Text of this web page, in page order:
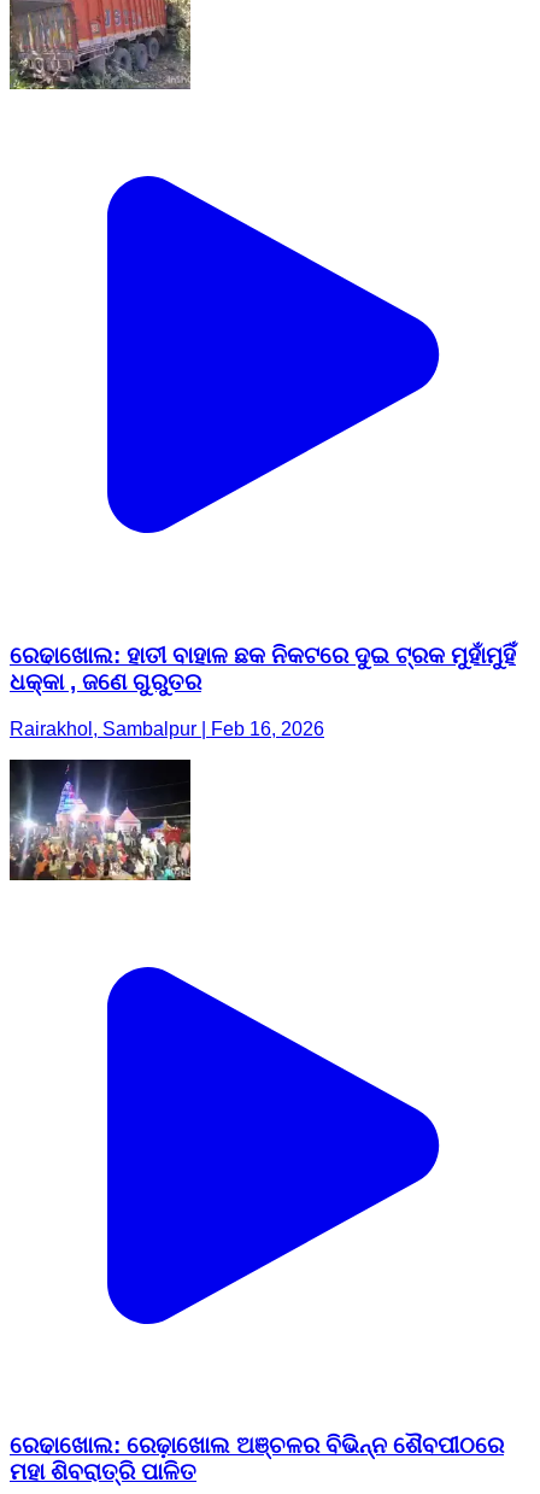
ରେଢାଖୋଲ: ହାତୀ ବାହାଳ ଛକ ନିକଟରେ ଦୁଇ ଟ୍ରକ ମୁହାଁମୁହିଁ
ଧକ୍କା , ଜଣେ ଗୁରୁତର
Rairakhol, Sambalpur | Feb 16, 2026
ରେଢାଖୋଲ: ରେଢ଼ାଖୋଲ ଅଞ୍ଚଳର ବିଭିନ୍ନ ଶୈବପୀଠରେ
ମହା ଶିବରାତ୍ରି ପାଳିତ